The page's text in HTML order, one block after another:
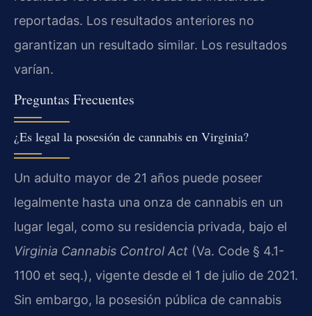
reportadas. Los resultados anteriores no
garantizan un resultado similar. Los resultados
varían.
Preguntas Frecuentes
¿Es legal la posesión de cannabis en Virginia?
Un adulto mayor de 21 años puede poseer
legalmente hasta una onza de cannabis en un
lugar legal, como su residencia privada, bajo el
Virginia Cannabis Control Act (Va. Code § 4.1-
1100 et seq.), vigente desde el 1 de julio de 2021.
Sin embargo, la posesión pública de cannabis